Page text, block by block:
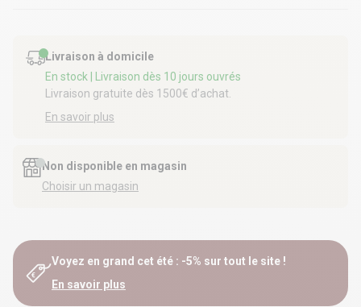
Livraison à domicile
En stock
| Livraison dès 10 jours ouvrés
Livraison gratuite dès 1500€ d’achat.
En savoir plus
Non disponible en magasin
Choisir un magasin
Voyez en grand cet été : -5% sur tout le site !
En savoir plus